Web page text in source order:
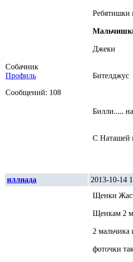
Собачник
Профиль
Сообщений: 108
Ребятишки
Джеки
Бителджус
Билли.....
С Наташей
иллиада 2013-10-
Щенки
Щенкам 2
2 мальчика
фоточки